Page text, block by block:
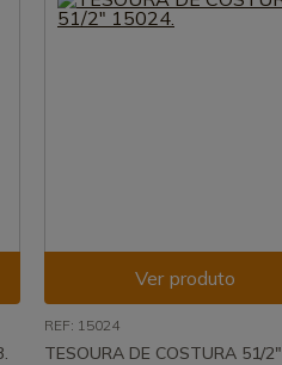
Ver produto
REF: 15024
TESOURA DE COSTURA 51/2"